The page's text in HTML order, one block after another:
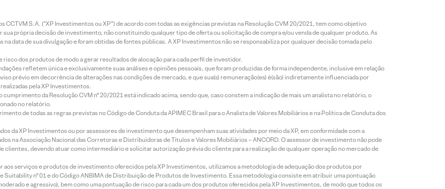
CCTVM S.A. (“XP Investimentos ou XP”) de acordo com todas as exigências previstas na Resolução CVM 20/2021, tem como objetivo
própria decisão de investimento, não constituindo qualquer tipo de oferta ou solicitação de compra e/ou venda de qualquer produto. As
data de sua divulgação e foram obtidas de fontes públicas. A XP Investimentos não se responsabiliza por qualquer decisão tomada pelo
dos produtos de modo a gerar resultados de alocação para cada perfil de investidor.
refletem única e exclusivamente suas análises e opiniões pessoais, que foram produzidas de forma independente, inclusive em relação
prévio em decorrência de alterações nas condições de mercado, e que sua(s) remuneração(es) é(são) indiretamente influenciada por
pela XP Investimentos.
da Resolução CVM nº 20/2021 está indicado acima, sendo que, caso constem a indicação de mais um analista no relatório, o
no relatório.
de todas as regras previstas no Código de Conduta da APIMEC Brasil para o Analista de Valores Mobiliários e na Política de Conduta dos
da XP Investimentos ou por assessores de investimento que desempenham suas atividades por meio da XP, em conformidade com a
na Associação Nacional das Corretoras e Distribuidoras de Títulos e Valores Mobiliários – ANCORD. O assessor de investimento não pode
devendo atuar como intermediário e solicitar autorização prévia do cliente para a realização de qualquer operação no mercado de
aos serviços e produtos de investimento oferecidos pela XP Investimentos, utilizamos a metodologia de adequação dos produtos por
nº 01 e do Código ANBIMA de Distribuição de Produtos de Investimento. Essa metodologia consiste em atribuir uma pontuação
e agressivo), bem como uma pontuação de risco para cada um dos produtos oferecidos pela XP Investimentos, de modo que todos os